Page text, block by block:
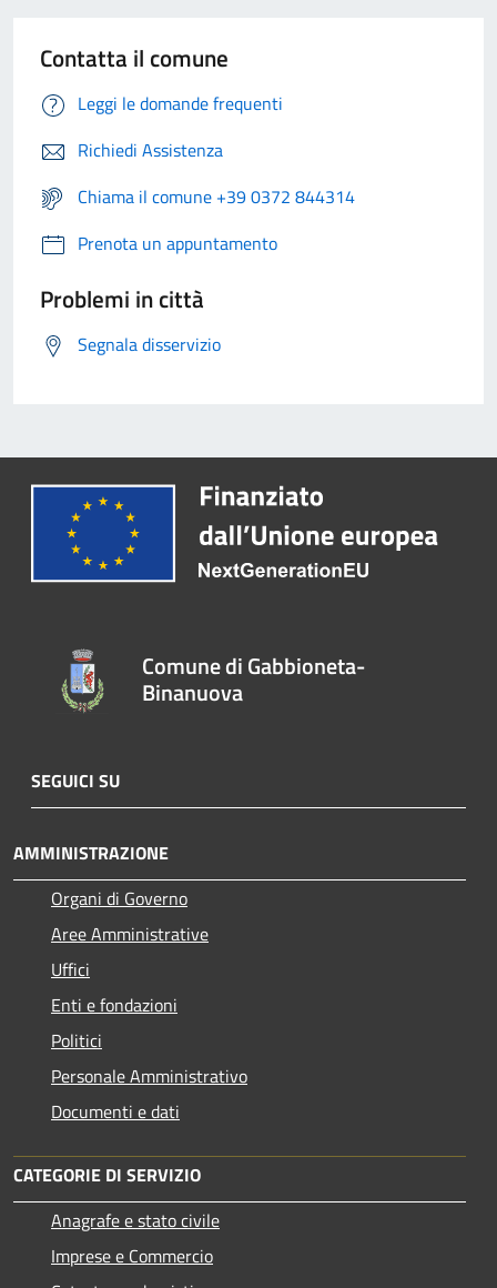
Contatta il comune
Leggi le domande frequenti
Richiedi Assistenza
Chiama il comune +39 0372 844314
Prenota un appuntamento
Problemi in città
Segnala disservizio
Comune di Gabbioneta-
Binanuova
SEGUICI SU
AMMINISTRAZIONE
Organi di Governo
Aree Amministrative
Uffici
Enti e fondazioni
Politici
Personale Amministrativo
Documenti e dati
CATEGORIE DI SERVIZIO
Anagrafe e stato civile
Imprese e Commercio